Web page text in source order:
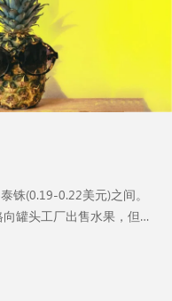
铢(0.19-0.22美元)之间。
罐头工厂出售水果，但今
，罐头工厂的需求仍然良